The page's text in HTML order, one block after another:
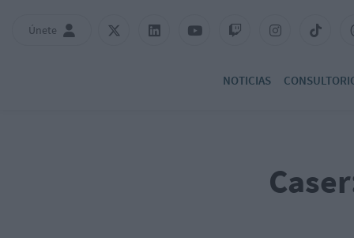
Únete
NOTICIAS